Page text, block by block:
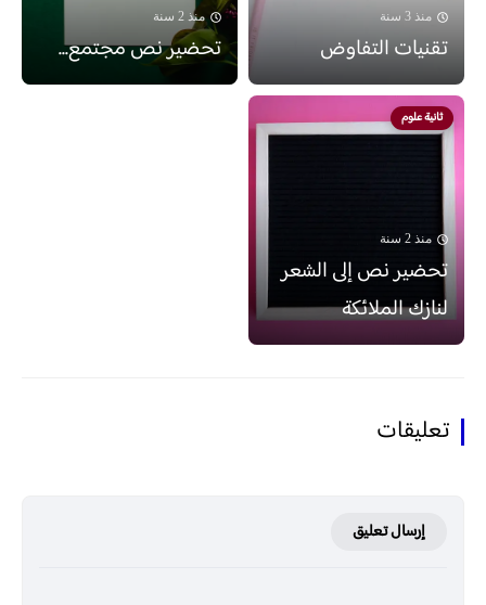
منذ 3 سنة
تقنيات التفاوض
منذ 2 سنة
تحضير نص مجتمع...
ثانية علوم
منذ 2 سنة
تحضير نص إلى الشعر
لنازك الملائكة
تعليقات
إرسال تعليق